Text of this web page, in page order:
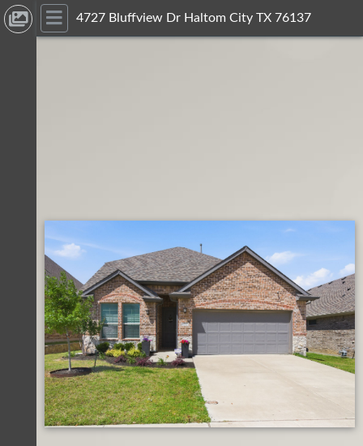
4727 Bluffview Dr Haltom City TX 76137